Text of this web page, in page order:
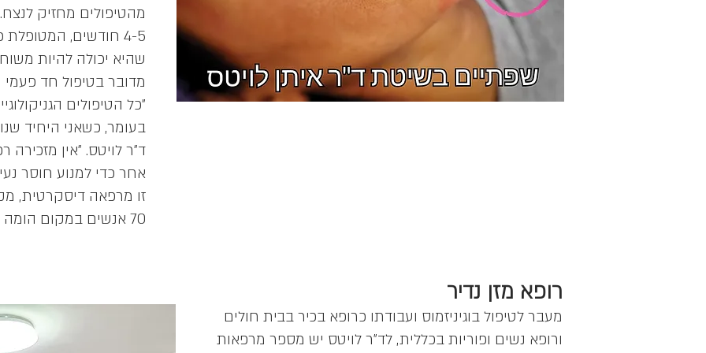
מהטיפולים מחזיק
4-5 חודשים,
שהיא יכולה להיות
מדובר בטיפול חד פעמי
"כל הטיפולים
בעומר, כשאני היחיד
ד"ר לויטס. "אין
אחר כדי למנוע חוסר
זו מרפאה דיסקרטית,
70 אנשים במקום הומה אדם".
רופא מזן נדיר
מעבר לטיפול בוגיניזמוס ועבודתו כרופא בכיר בבית חולים
ורופא נשים ופוריות בכללית, לד"ר לויטס יש מספר מרפאות